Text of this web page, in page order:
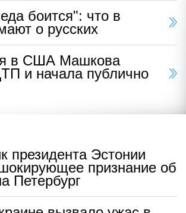
боится": что в
о русских
в США Машкова
и начала публично
президента Эстонии
признание об
Петербург